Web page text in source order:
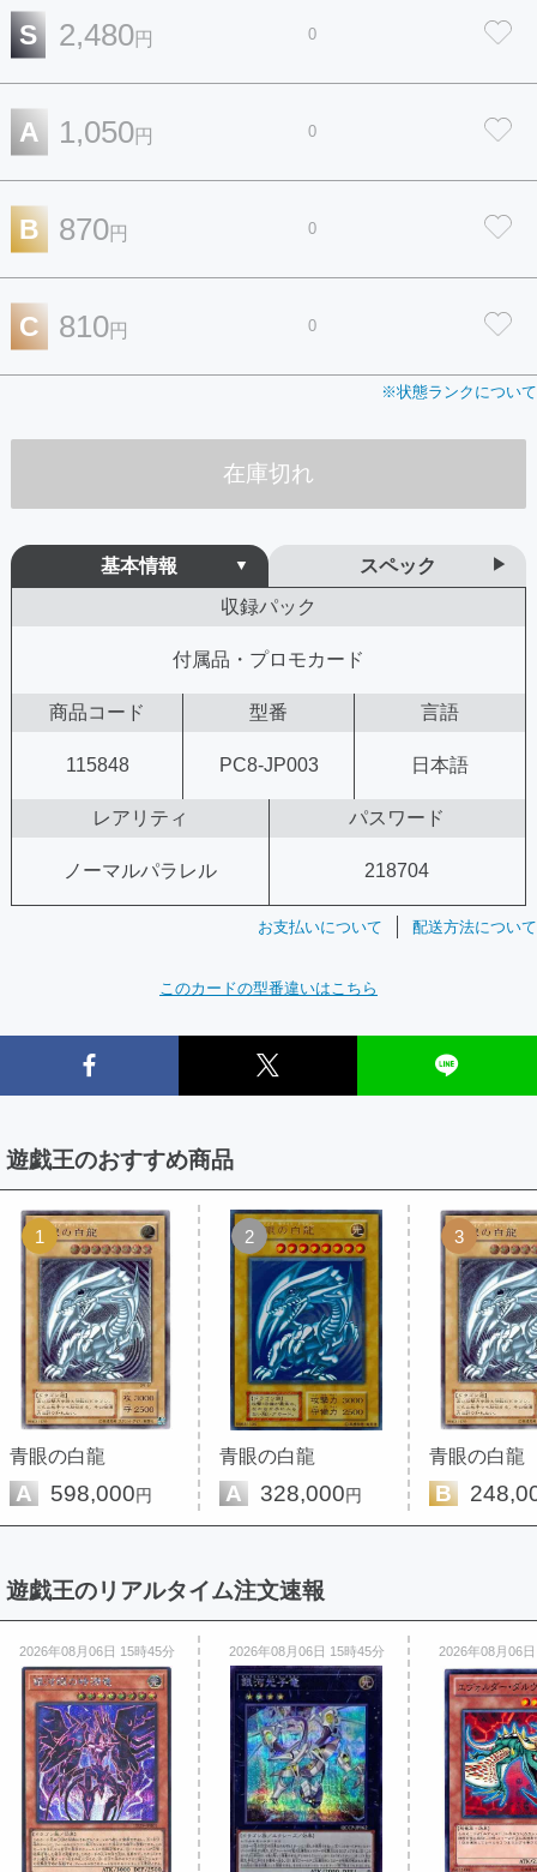
S 2,480円 0
A 1,050円 0
B 870円 0
C 810円 0
※状態ランクについて
在庫切れ
基本情報
スペック
収録パック
付属品・プロモカード
商品コード 型番 言語
115848 PC8-JP003 日本語
レアリティ パスワード
ノーマルパラレル 218704
お支払いについて 配送方法について
このカードの型番違いはこちら
遊戯王のおすすめ商品
1
青眼の白龍
A 598,000円
2
青眼の白龍
A 328,000円
3
青眼の白龍
B
遊戯王のリアルタイム注文速報
2026年08月06日 15時45分 2026年08月06日 15時45分 2026年08月06